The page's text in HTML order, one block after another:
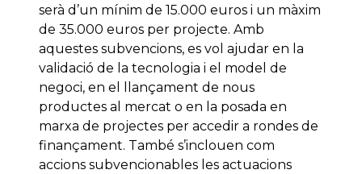
serà d’un mínim de 15.000 euros i un màxim
de 35.000 euros per projecte. Amb
aquestes subvencions, es vol ajudar en la
validació de la tecnologia i el model de
negoci, en el llançament de nous
productes al mercat o en la posada en
marxa de projectes per accedir a rondes de
finançament. També s’inclouen com
accions subvencionables les actuacions